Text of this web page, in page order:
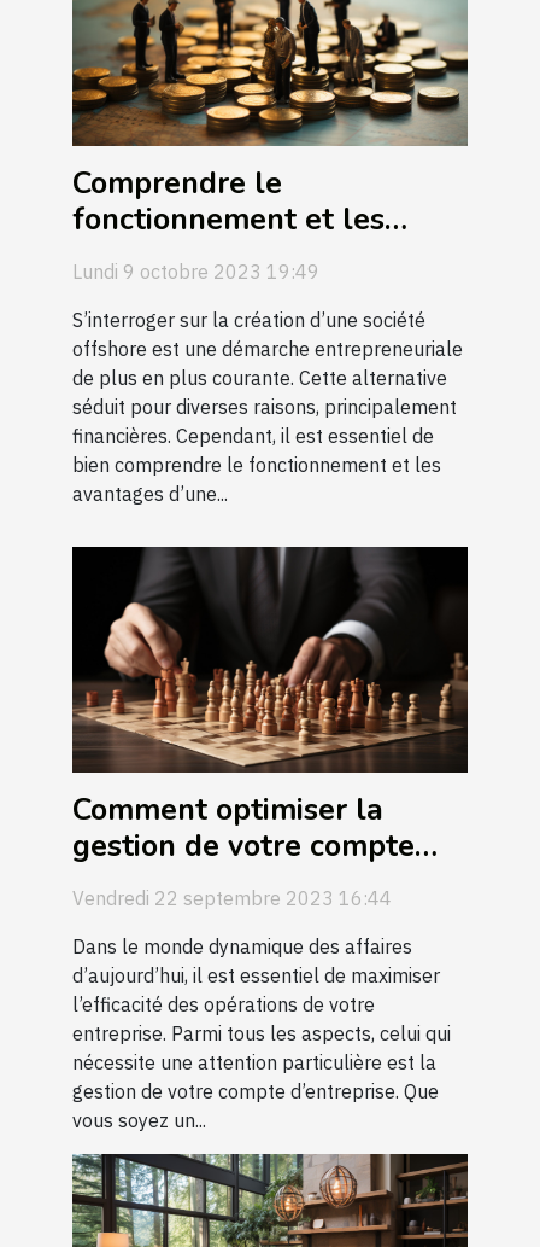
Comprendre le
fonctionnement et les
avantages d'une société
offshore
Lundi 9 octobre 2023 19:49
S’interroger sur la création d’une société
offshore est une démarche entrepreneuriale
de plus en plus courante. Cette alternative
séduit pour diverses raisons, principalement
financières. Cependant, il est essentiel de
bien comprendre le fonctionnement et les
avantages d’une...
Comment optimiser la
gestion de votre compte
entreprise
Vendredi 22 septembre 2023 16:44
Dans le monde dynamique des affaires
d’aujourd’hui, il est essentiel de maximiser
l’efficacité des opérations de votre
entreprise. Parmi tous les aspects, celui qui
nécessite une attention particulière est la
gestion de votre compte d’entreprise. Que
vous soyez un...